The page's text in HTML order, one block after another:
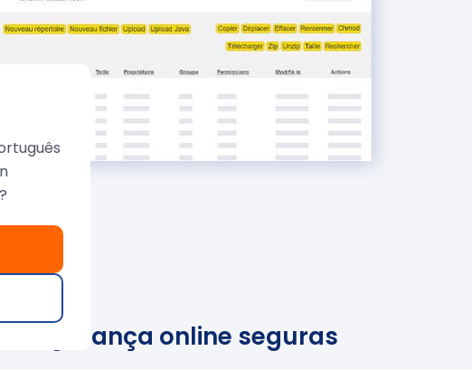
segurança online seguras